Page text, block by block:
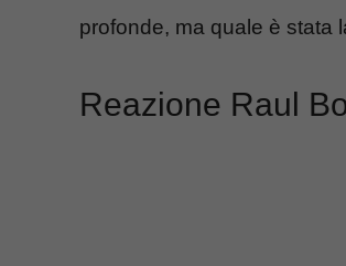
profonde, ma quale è stata
Reazione Raul